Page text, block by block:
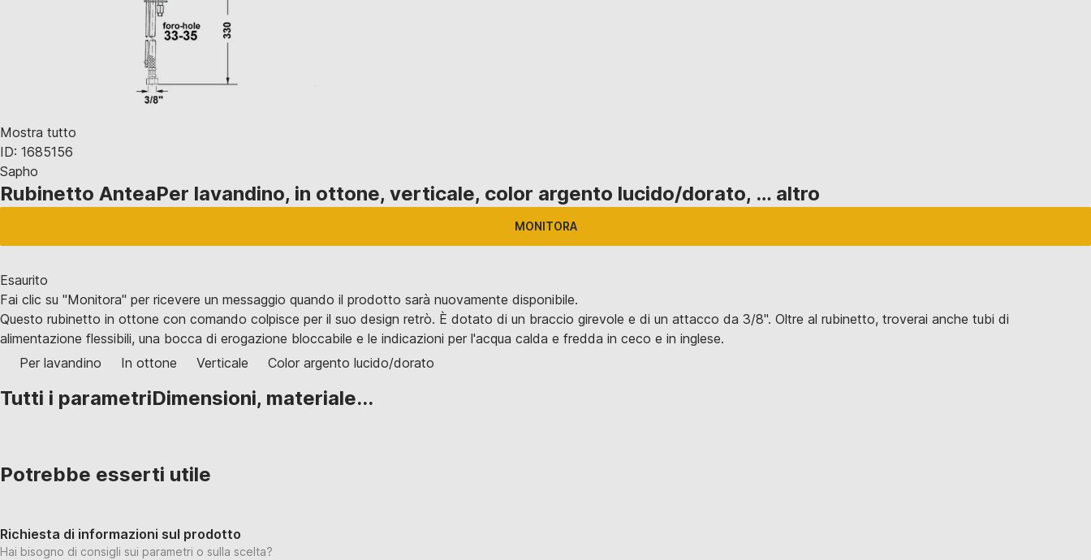
Mostra tutto
ID: 1685156
Sapho
Rubinetto AnteaPer lavandino, in ottone, verticale, color argento lucido/dorato, … altro
MONITORA
Esaurito
Fai clic su "Monitora" per ricevere un messaggio quando il prodotto sarà nuovamente disponibile.
Questo rubinetto in ottone con comando colpisce per il suo design retrò. È dotato di un braccio girevole e di un attacco da 3/8". Oltre al rubinetto, troverai anche tubi di
alimentazione flessibili, una bocca di erogazione bloccabile e le indicazioni per l'acqua calda e fredda in ceco e in inglese.
Per lavandino
In ottone Verticale Color argento lucido/dorato
Tutti i parametriDimensioni, materiale...
Potrebbe esserti utile
Richiesta di informazioni sul prodotto
Hai bisogno di consigli sui parametri o sulla scelta?